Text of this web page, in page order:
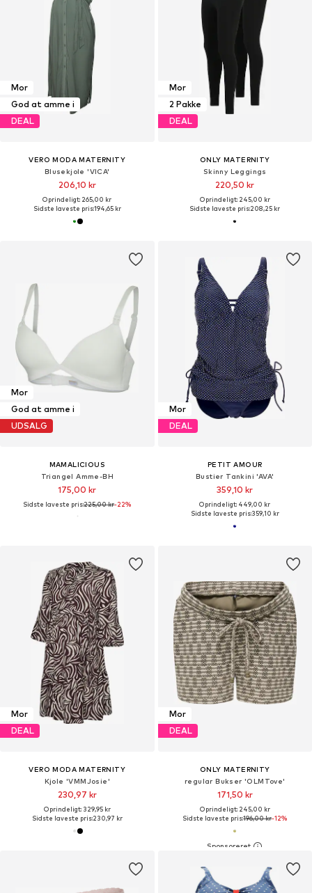
Mor
God at amme i
DEAL
VERO MODA MATERNITY
Blusekjole 'VICA'
206,10 kr
Oprindeligt: 265,00 kr
Sidste laveste pris:194,65 kr
Mor
2 Pakke
DEAL
ONLY MATERNITY
Skinny Leggings
220,50 kr
Oprindeligt: 245,00 kr
Sidste laveste pris:208,25 kr
Mor
God at amme i
UDSALG
MAMALICIOUS
Triangel Amme-BH
175,00 kr
Sidste laveste pris:225,00 kr-22%
Mor
DEAL
PETIT AMOUR
Bustier Tankini 'AVA'
359,10 kr
Oprindeligt: 449,00 kr
Sidste laveste pris:359,10 kr
Mor
DEAL
VERO MODA MATERNITY
Kjole 'VMMJosie'
230,97 kr
Oprindeligt: 329,95 kr
Sidste laveste pris:230,97 kr
Mor
DEAL
ONLY MATERNITY
regular Bukser 'OLMTove'
171,50 kr
Oprindeligt: 245,00 kr
Sidste laveste pris:196,00 kr-12%